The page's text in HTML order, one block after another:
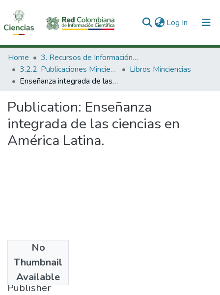
Log In (current)
Communities & Collections
All of DSpace
Home
3. Recursos de Información Científica y Tecnológica
3.2.2. Publicaciones Minciencias
Libros Minciencias
Enseñanza integrada de las ciencias en América Latina.
Publication: Enseñanza
integrada de las ciencias en
América Latina.
No
Thumbnail
Available
1980
Publisher